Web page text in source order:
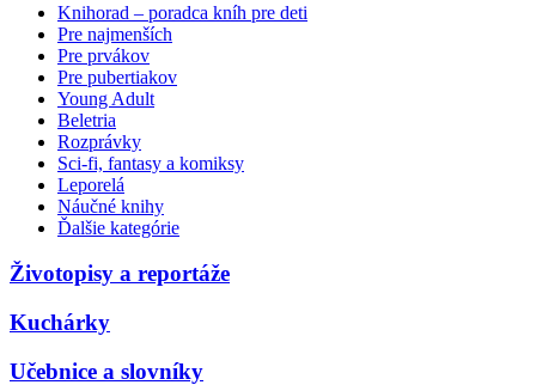
Knihorad – poradca kníh pre deti
Pre najmenších
Pre prvákov
Pre pubertiakov
Young Adult
Beletria
Rozprávky
Sci-fi, fantasy a komiksy
Leporelá
Náučné knihy
Ďalšie kategórie
Životopisy a reportáže
Kuchárky
Učebnice a slovníky